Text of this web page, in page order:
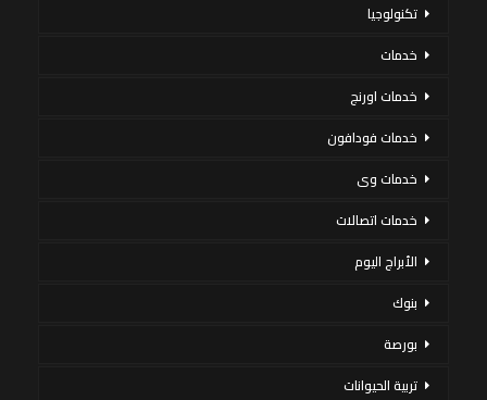
تكنولوجيا
خدمات
خدمات اورنج
خدمات فودافون
خدمات وى
خدمات اتصالات
الأبراج اليوم
بنوك
بورصة
تربية الحيوانات